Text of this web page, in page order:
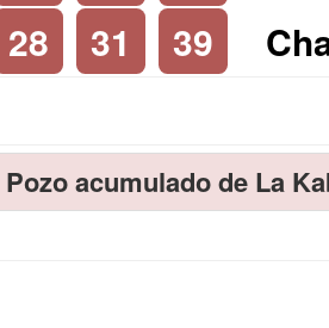
28 31 39
acumulado de La